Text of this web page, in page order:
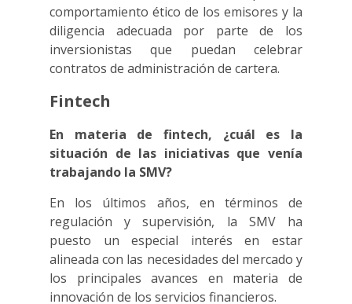
comportamiento ético de los emisores y la
diligencia adecuada por parte de los
inversionistas que puedan celebrar
contratos de administración de cartera.
Fintech
En materia de fintech,
¿cuál es la
situación de las iniciativas que venía
trabajando la SMV?
En los últimos años, en términos de
regulación y supervisión, la SMV ha
puesto un especial interés en estar
alineada con las necesidades del mercado y
los principales avances en materia de
innovación de los servicios financieros.